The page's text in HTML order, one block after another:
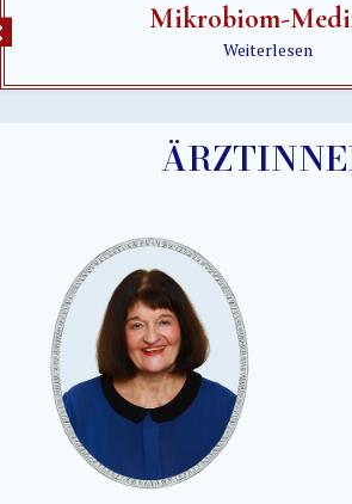
Mikrobiom-
Weiterlesen